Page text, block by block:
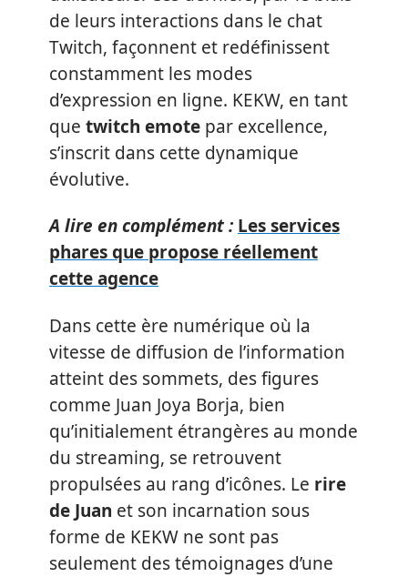
de leurs interactions dans le chat
Twitch, façonnent et redéfinissent
constamment les modes
d’expression en ligne. KEKW, en tant
que twitch emote par excellence,
s’inscrit dans cette dynamique
évolutive.
A lire en complément : Les services
phares que propose réellement
cette agence
Dans cette ère numérique où la
vitesse de diffusion de l’information
atteint des sommets, des figures
comme Juan Joya Borja, bien
qu’initialement étrangères au monde
du streaming, se retrouvent
propulsées au rang d’icônes. Le rire
de Juan et son incarnation sous
forme de KEKW ne sont pas
seulement des témoignages d’une